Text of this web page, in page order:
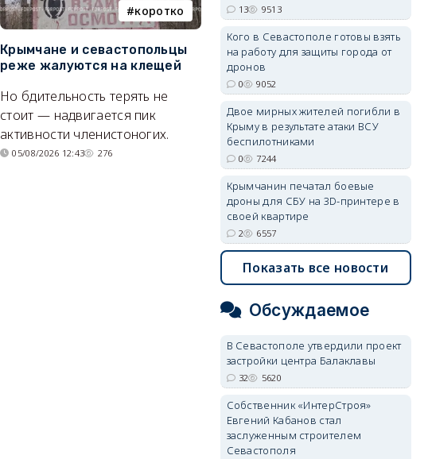
коротко
Крымчане и севастопольцы
реже жалуются на клещей
Но бдительность терять не
стоит — надвигается пик
активности членистоногих.
05/08/2026 12:43 276
В Севастополе утвердили
проект застройки центра
Балаклавы
Там появится туристический
квартал с отелями и
парковками.
05/08/2026 08:01 5620
13 9513
Кого в Севастополе готовы взять
на работу для защиты города от
дронов
0 9052
Двое мирных жителей погибли в
Крыму в результате атаки ВСУ
беспилотниками
0 7244
Крымчанин печатал боевые
дроны для СБУ на 3D-принтере в
своей квартире
2 6557
Показать все новости
Обсуждаемое
В Севастополе утвердили проект
застройки центра Балаклавы
32 5620
Собственник «ИнтерСтроя»
Евгений Кабанов стал
заслуженным строителем
Севастополя